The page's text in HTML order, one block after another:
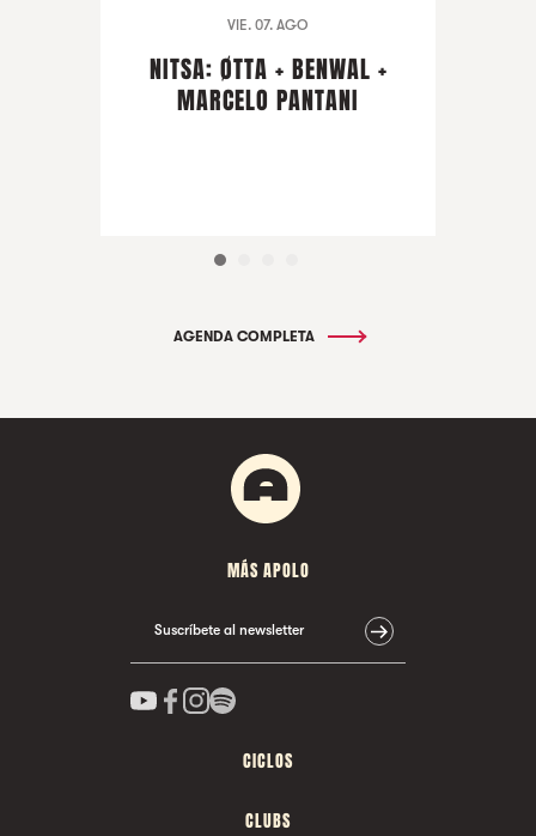
VIE. 07. AGO
NITSA: ØTTA + BENWAL +
MARCELO PANTANI
AGENDA COMPLETA
MÁS APOLO
Suscríbete al newsletter
CICLOS
CLUBS